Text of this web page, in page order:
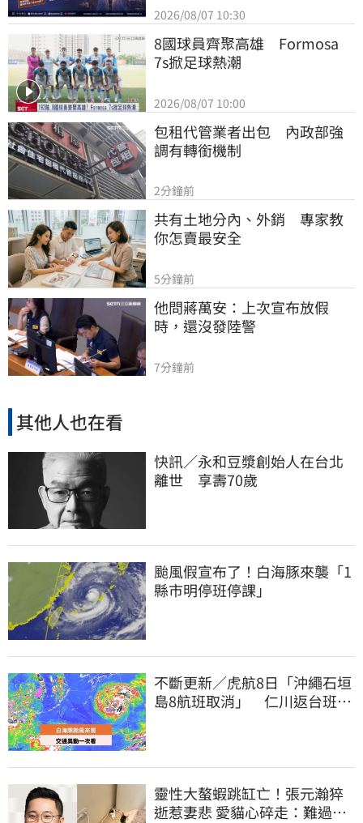
2026/08/07 10:30
8國球員齊聚高雄　Formosa
7s掀足球熱潮
2026/08/07 10:00
包租代管業者出包　內政部強
調有轉銜機制
2分鐘前
共有土地分內、外銷　專家教
你怎賣最安全
5分鐘前
他問蔣萬安：上次宣布放假
時，還沒發陸警
7分鐘前
其他人也在看
快訊／永和豆漿創始人在台北
離世 享壽70歲
颱風假宣布了！白海豚來襲「1
縣市明停班停課」
不斷更新／虎航8日「沖繩石垣
島8航班取消」 仁川返台班機
靈性大螯蝦跳缸亡！張元瀚猝
逝惹妻悲 愛貓心碎走：難過不